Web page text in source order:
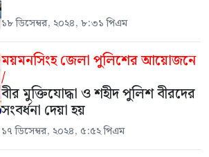
১৮ ডিসেম্বর, ২০২৪, ৮:৩১ পিএম
ময়মনসিংহ জেলা পুলিশের আয়োজনে
/
বীর মুক্তিযোদ্ধা ও শহীদ পুলিশ বীরদের
সংবর্ধনা দেয়া হয়
১৭ ডিসেম্বর, ২০২৪, ৫:৫২ পিএম